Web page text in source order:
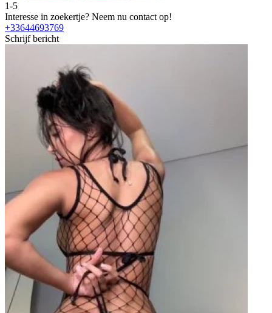
1-5
Interesse in zoekertje? Neem nu contact op!
+33644693769
Schrijf bericht